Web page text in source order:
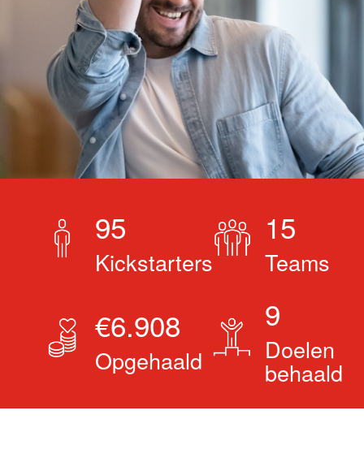
95
Kickstarters
15
Teams
€6.908
Opgehaald
9
Doelen
behaald